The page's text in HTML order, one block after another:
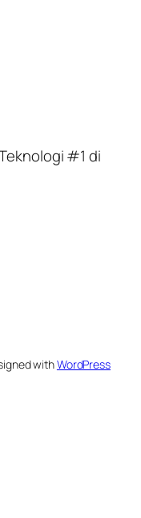
#1 di
withWordPress